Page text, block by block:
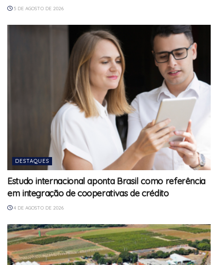
5 DE AGOSTO DE 2026
DESTAQUES
Estudo internacional aponta Brasil como referência
em integração de cooperativas de crédito
4 DE AGOSTO DE 2026